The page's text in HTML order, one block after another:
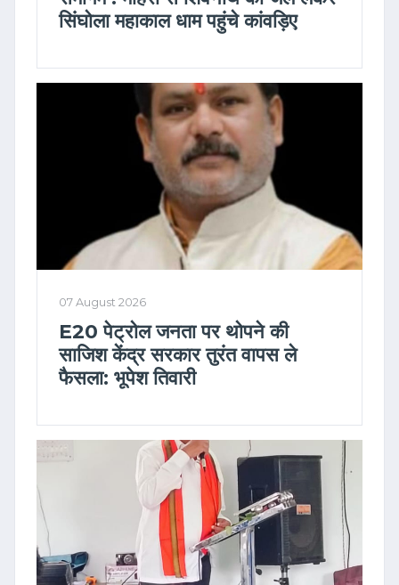
सिंघोला महाकाल धाम पहुंचे कांवड़िए
07 August 2026
E20 पेट्रोल जनता पर थोपने की
साजिश केंद्र सरकार तुरंत वापस ले
फैसला: भूपेश तिवारी